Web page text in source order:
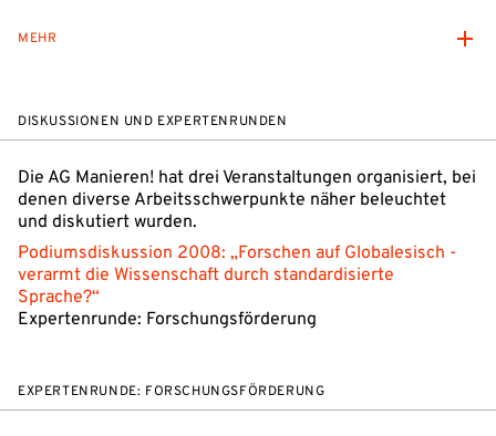
MEHR
DISKUSSIONEN UND EXPERTENRUNDEN
Die AG Manieren! hat drei Veranstaltungen organisiert, bei
denen diverse Arbeitsschwerpunkte näher beleuchtet
und diskutiert wurden.
Podiumsdiskussion 2008: „Forschen auf Globalesisch -
verarmt die Wissenschaft durch standardisierte
Sprache?“
Expertenrunde: Forschungsförderung
EXPERTENRUNDE: FORSCHUNGSFÖRDERUNG